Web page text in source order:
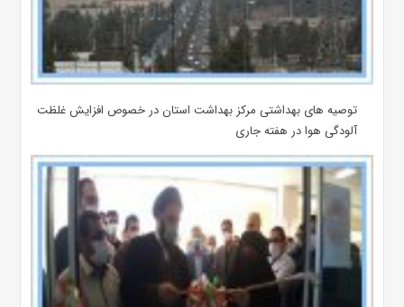
توصیه های بهداشتی مرکز بهداشت استان در خصوص افزایش غلظت
آلودگی هوا در هفته جاری